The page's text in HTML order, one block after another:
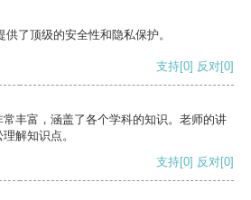
了顶级的安全性和隐私保护。
支持[0] 反对[0]
丰富，涵盖了各个学科的知识。老师的讲
解知识点。
支持[0] 反对[0]